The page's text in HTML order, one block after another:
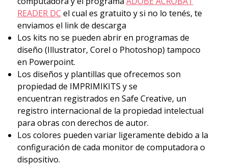
READER DC el cual es gratuito y si no lo tenés, te
enviamos el link de descarga
Los kits no se pueden abrir en programas de
diseño (Illustrator, Corel o Photoshop) tampoco
en Powerpoint.
Los diseños y plantillas que ofrecemos son
propiedad de IMPRIMIKITS y se
encuentran registrados en Safe Creative, un
registro internacional de la propiedad intelectual
para obras con derechos de autor.
Los colores pueden variar ligeramente debido a la
configuración de cada monitor de computadora o
dispositivo.